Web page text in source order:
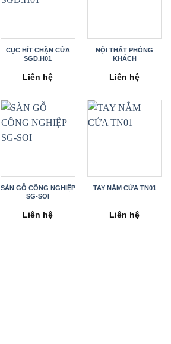
CỤC HÍT CHẶN CỬA
SGD.H01
Liên hệ
NỘI THẤT PHÒNG
KHÁCH
Liên hệ
SÀN GỖ CÔNG NGHIỆP
SG-SOI
Liên hệ
TAY NẮM CỬA TN01
Liên hệ